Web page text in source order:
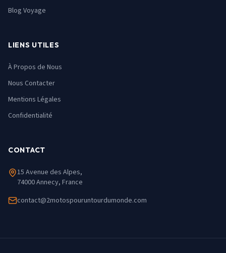
Blog Voyage
LIENS UTILES
À Propos de Nous
Nous Contacter
Mentions Légales
Confidentialité
CONTACT
15 Avenue des Alpes,
74000 Annecy, France
contact@2motospouruntourdumonde.com